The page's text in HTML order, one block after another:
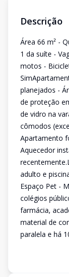
Descrição
Área 66 m² -
1 da suíte -
motos -
planejados -
de proteção
de vidro na
cômodos
Apartamento
Aquecedor
adulto e
Espaço Pet -
colégios
farmácia,
material de
paralela e há